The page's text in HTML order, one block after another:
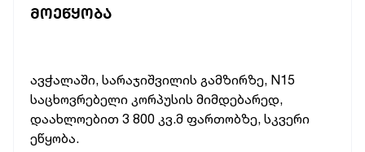
ᲛᲝᲔᲬᲧᲝᲑᲐ
ავჭალაში, სარაჯიშვილის გამზირზე, N15
საცხოვრებელი კორპუსის მიმდებარედ,
დაახლოებით 3 800 კვ.მ ფართობზე, სკვერი
ეწყობა.